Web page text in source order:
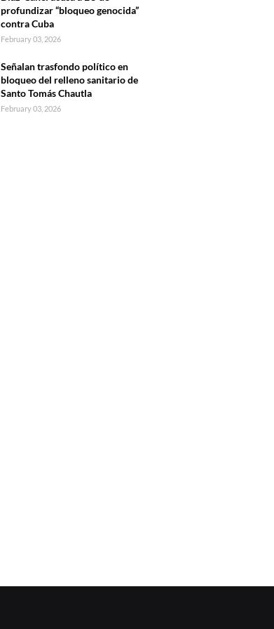
profundizar “bloqueo genocida”
contra Cuba
February 03, 2026
Señalan trasfondo político en
bloqueo del relleno sanitario de
Santo Tomás Chautla
February 03, 2026